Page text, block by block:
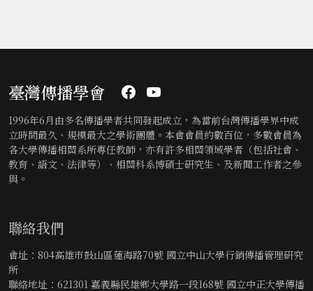
臺灣傳播學會
1996年6月由多名傳播學者共同發起成立，為當前台灣傳播學界中成
立時間最久、規模最大之學術團體。本會會員約數百位，多數會員為
各大學傳播相關系所專任教師，亦有許多相關領域學者（包括社會、
教育、語文、法律等）、相關科系博碩士研究生、及新聞工作者之參
與。
聯絡我們
會址：804高雄市鼓山區蓮海路70號 國立中山大學行銷傳播管理研究
所
聯絡地址：621301 嘉義縣民雄鄉大學路一段168號 國立中正大學傳播